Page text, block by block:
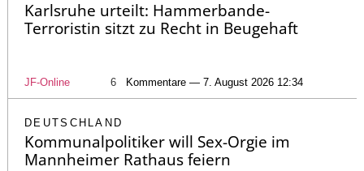
Karlsruhe urteilt: Hammerbande-
Terroristin sitzt zu Recht in Beugehaft
JF-Online 6 Kommentare — 7. August 2026 12:34
DEUTSCHLAND
Kommunalpolitiker will Sex-Orgie im
Mannheimer Rathaus feiern